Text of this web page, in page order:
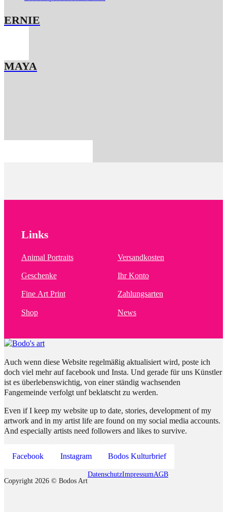
ERNIE
MAYA
Auch wenn diese Website regelmäßig aktualisiert wird, poste ich
doch viel mehr auf facebook und Insta. Und gerade für uns Künstler
ist es überlebenswichtig, von einer ständig wachsenden
Fangemeinde verfolgt unf beklatscht zu werden.
Even if I keep my website up to date, stories, development of my
artwork and in my artist life are found on my social media accounts.
And especially artists need followers and likes to survive.
Facebook Instagram Bodos Kulturbrief
Copyright 2026 © Bodos Art
DatenschutzImpressumAGB
Links
Animal Portraits
Geschenke
Fine Art Print
Shop
Versandkosten
Ihr Konto
Zahlungsarten
News